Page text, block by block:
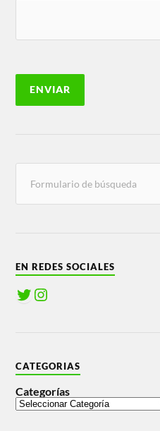
EN REDES SOCIALES
CATEGORIAS
Categorías